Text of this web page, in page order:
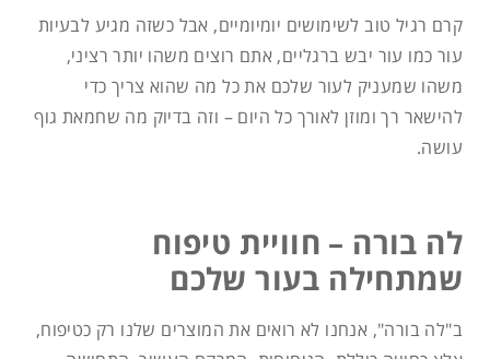
קרם רגיל טוב לשימושים יומיומיים, אבל כשזה מגיע לבעיות
עור כמו עור יבש ברגליים, אתם רוצים משהו יותר רציני,
משהו שמעניק לעור שלכם את כל מה שהוא צריך כדי
להישאר רך ומוזן לאורך כל היום – וזה בדיוק מה שחמאת גוף
עושה.
לה בורה – חוויית טיפוח
שמתחילה בעור שלכם
ב"לה בורה", אנחנו לא רואים את המוצרים שלנו רק כטיפוח,